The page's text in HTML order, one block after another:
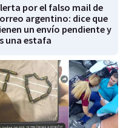
por el falso mail de
argentino: dice que
un envío pendiente y
una estafa